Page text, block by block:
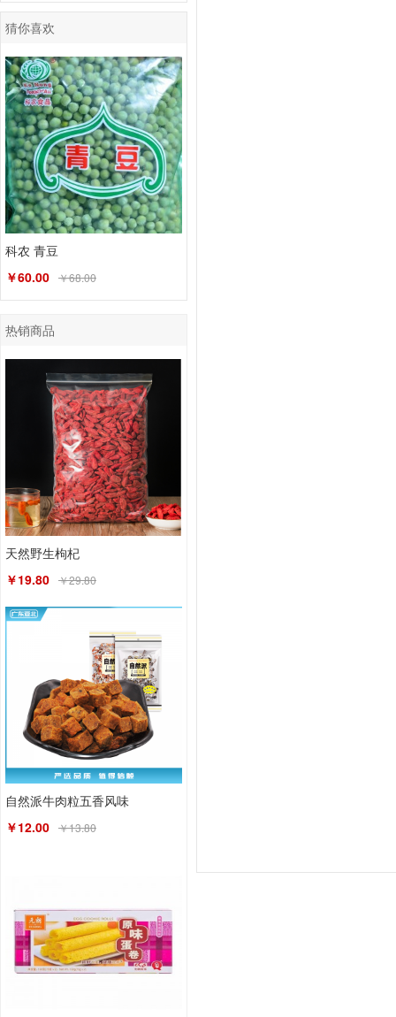
猜你喜欢
科农 青豆
￥60.00 ￥68.00
热销商品
天然野生枸杞
￥19.80 ￥29.80
自然派牛肉粒五香风味
￥12.00 ￥13.80